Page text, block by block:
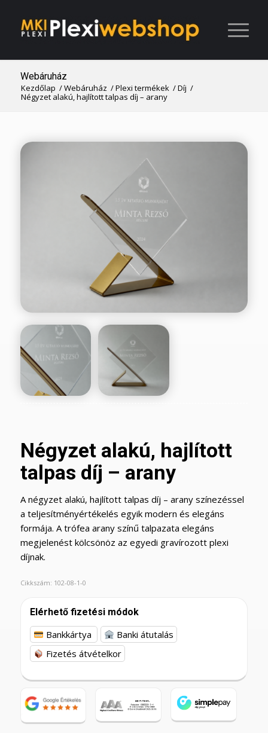
Webáruház
Kezdőlap /Webáruház /Plexi termékek /Díj /
Négyzet alakú, hajlított talpas díj – arany
Négyzet alakú, hajlított
talpas díj – arany
A négyzet alakú, hajlított talpas díj – arany színezéssel
a teljesítményértékelés egyik modern és elegáns
formája. A trófea arany színű talpazata elegáns
megjelenést kölcsönöz az egyedi gravírozott plexi
díjnak.
Cikkszám: 102-08-1-0
Elérhető fizetési módok
Bankkártya
Banki átutalás
Fizetés átvételkor